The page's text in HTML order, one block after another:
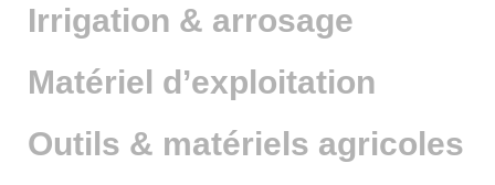
Irrigation & arrosage
Matériel d’exploitation
Outils & matériels agricoles